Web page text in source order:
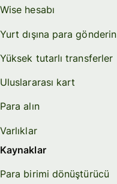
Wise hesabı
Yurt dışına para gönderin
Yüksek tutarlı transferler
Uluslararası kart
Para alın
Varlıklar
Kaynaklar
Para birimi dönüştürücü